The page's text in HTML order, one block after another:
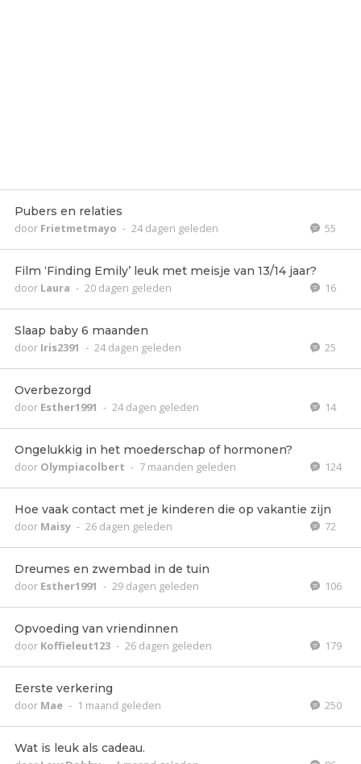
Pubers en relaties
door Frietmetmayo - 24 dagen geleden 55
Film ‘Finding Emily’ leuk met meisje van 13/14 jaar?
door Laura - 20 dagen geleden 16
Slaap baby 6 maanden
door Iris2391 - 24 dagen geleden 25
Overbezorgd
door Esther1991 - 24 dagen geleden 14
Ongelukkig in het moederschap of hormonen?
door Olympiacolbert - 7 maanden geleden 124
Hoe vaak contact met je kinderen die op vakantie zijn
door Maisy - 26 dagen geleden 72
Dreumes en zwembad in de tuin
door Esther1991 - 29 dagen geleden 106
Opvoeding van vriendinnen
door Koffieleut123 - 26 dagen geleden 179
Eerste verkering
door Mae - 1 maand geleden 250
Wat is leuk als cadeau.